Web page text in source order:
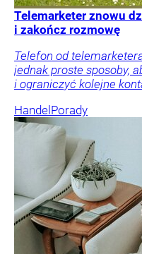
Telemarketer znowu
i zakończ rozmowę
Telefon od
jednak proste sposoby,
i ograniczyć kolejne
Handel Porady